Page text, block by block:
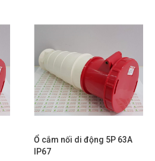
Ổ cắm nối di động 5P 63A
IP67